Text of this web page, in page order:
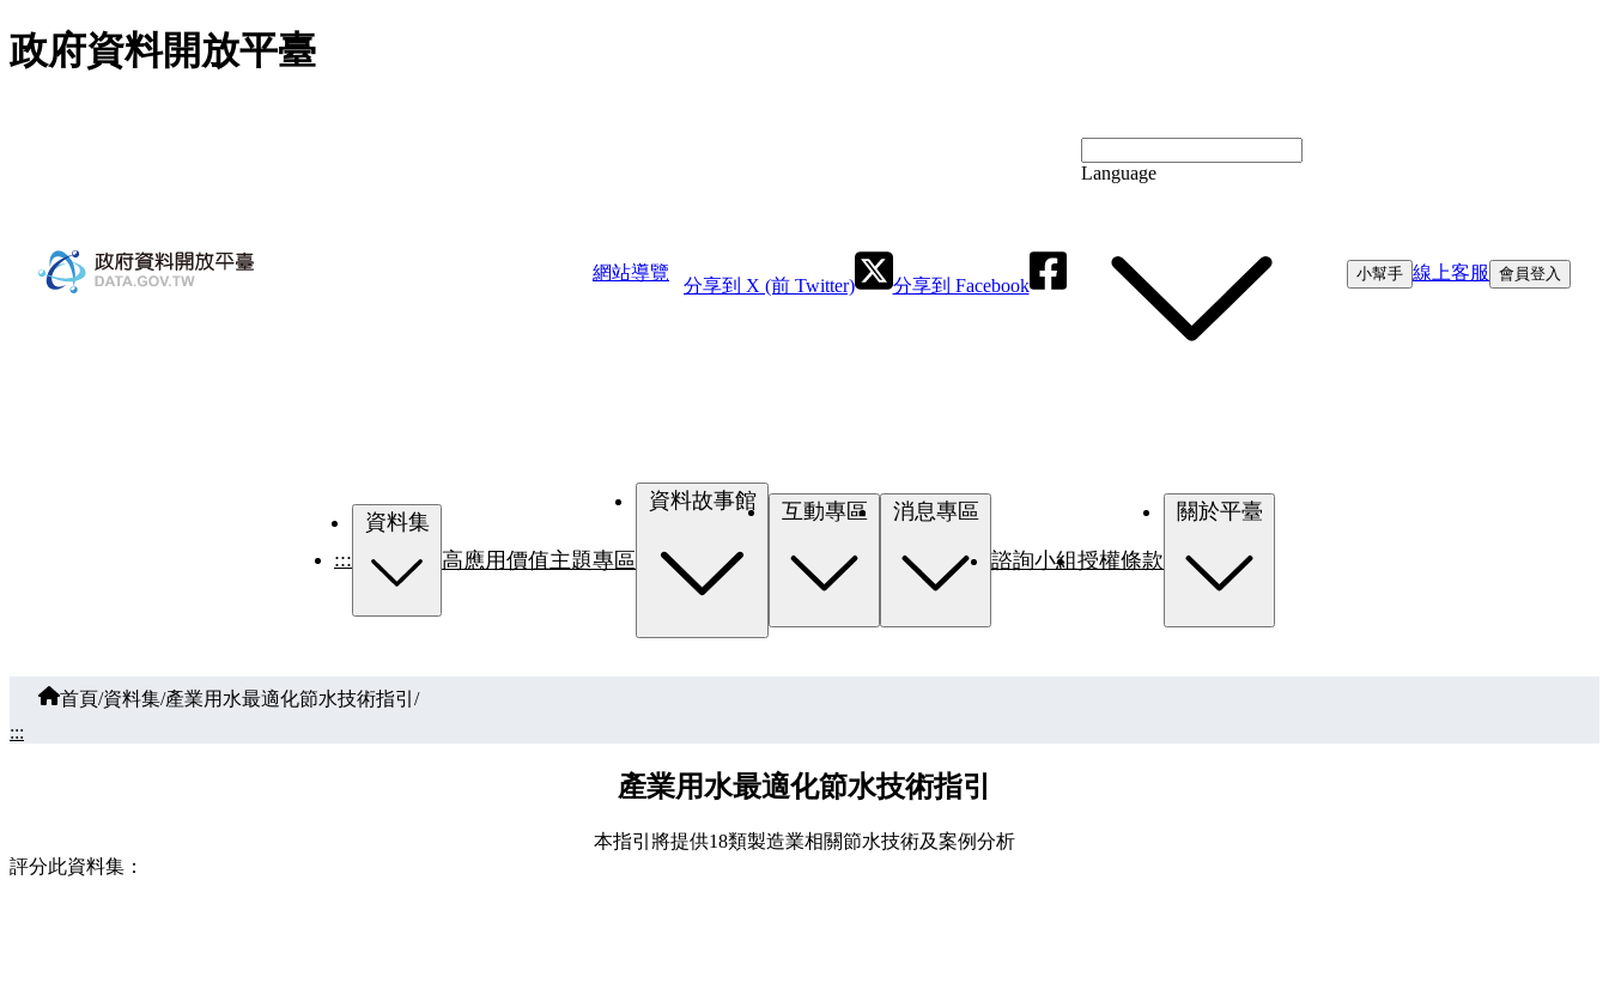
跳至主要內容
政府資料開放平臺
網站導覽
分享到 X (前 Twitter) 分享到 Facebook
Language
小幫手 線上客服 會員登入
:::
資料集
高應用價值主題專區
資料故事館
諮詢小組授權條款
首頁/資料集/產業用水最適化節水技術指引 /
:::
產業用水最適化節水技術指引
本指引將提供18類製造業相關節水技術及案例分析
評分此資料集：